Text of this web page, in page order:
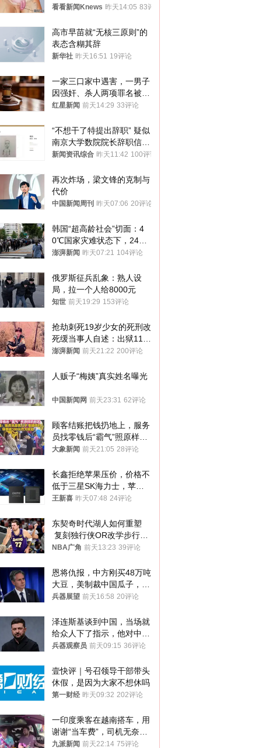
我认错，但不能认罪
看看新闻Knews 昨天14:05 83评论
高市早苗就“无核三原则”的
表态含糊其辞
新华社 昨天16:51 19评论
一家三口家中遇害，一男子
因强奸、杀人两项罪名被判
死缓 最高检介入后改判无
红星新闻 前天14:29 33评论
“不想干了特提出辞职” 疑似
南京大学数院院长辞职信流
传 院方回应
新闻资讯综合 昨天11:42 100评论
再次炸场，梁文锋的克制与
代价
中国新闻周刊 昨天07:06 20评论
韩国“超高龄社会”切面：4
0℃国家灾难状态下，2400
名首尔老人还在巷子里收废
澎湃新闻 昨天07:21 104评论
俄罗斯征兵乱象：熟人设
局，拉一个人给8000元
知世 前天19:29 153评论
抢劫刺死19岁少女的死刑改
死缓当事人自述：出狱11年
间始终刻意躲避被害人家属
澎湃新闻 前天21:22 200评论
人贩子“梅姨”真实姓名曝光
中国新闻网 前天23:31 62评论
顾客结账把钱扔地上，服务
员找零钱后“霸气”照原样扔
回去
大象新闻 前天21:05 28评论
长鑫拒绝苹果压价，价格不
低于三星SK海力士，苹果
失去了议价权
王新喜 昨天07:48 24评论
东契奇时代湖人如何重塑
复刻独行侠OR改学步行
者？
NBA广角 前天13:23 39评论
恩将仇报，中方刚买48万吨
大豆，美制裁中国瓜子，布
林肯措辞变了
兵器展望 前天16:58 20评论
泽连斯基谈到中国，当场就
给众人下了指示，他对中国
和中乌关系，显然又有了新
兵器观察员 前天09:15 36评论
壹快评｜号召领导干部带头
休假，是因为大家不想休吗
第一财经 昨天09:32 202评论
一印度乘客在越南搭车，用
谢谢“当车费”，司机无奈发
笑；印度网友：不代表印度
九派新闻 前天22:14 75评论